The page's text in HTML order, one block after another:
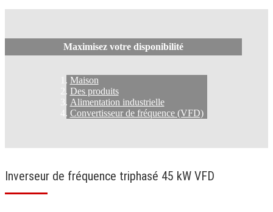
Maximisez votre disponibilité
Maison
Des produits
Alimentation industrielle
Convertisseur de fréquence (VFD)
Inverseur de fréquence triphasé 45 kW VFD